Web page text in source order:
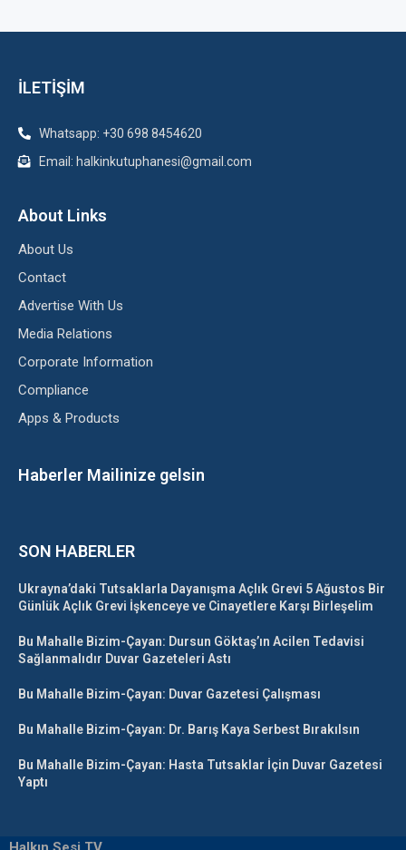
İLETİŞİM
Whatsapp: +30 698 8454620
Email: halkinkutuphanesi@gmail.com
About Links
About Us
Contact
Advertise With Us
Media Relations
Corporate Information
Compliance
Apps & Products
Haberler Mailinize gelsin
SON HABERLER
Ukrayna’daki Tutsaklarla Dayanışma Açlık Grevi 5 Ağustos Bir
Günlük Açlık Grevi İşkenceye ve Cinayetlere Karşı Birleşelim
Bu Mahalle Bizim-Çayan: Dursun Göktaş’ın Acilen Tedavisi
Sağlanmalıdır Duvar Gazeteleri Astı
Bu Mahalle Bizim-Çayan: Duvar Gazetesi Çalışması
Bu Mahalle Bizim-Çayan: Dr. Barış Kaya Serbest Bırakılsın
Bu Mahalle Bizim-Çayan: Hasta Tutsaklar İçin Duvar Gazetesi
Yaptı